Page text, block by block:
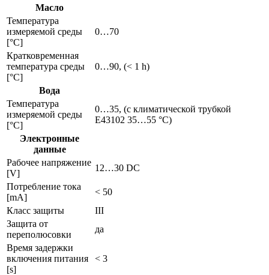
Масло
Температура
измеряемой среды
[°C]
0…70
Кратковременная
температура среды
[°C]
0…90, (< 1 h)
Вода
Температура
измеряемой среды
[°C]
0…35, (с климатической трубкой
E43102 35…55 °C)
Электронные
данные
Рабочее напряжение
[V]
12…30 DC
Потребление тока
[mA]
< 50
Класс защиты
III
Защита от
переполюсовки
да
Время задержки
включения питания
[s]
< 3